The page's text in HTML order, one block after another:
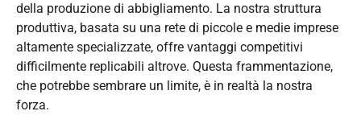
della produzione di abbigliamento. La nostra struttura
produttiva, basata su una rete di piccole e medie imprese
altamente specializzate, offre vantaggi competitivi
difficilmente replicabili altrove. Questa frammentazione,
che potrebbe sembrare un limite, è in realtà la nostra
forza.